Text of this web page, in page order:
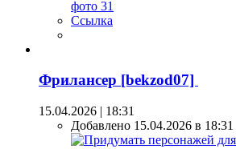
Ссылка
Фрилансер [bekzod07]
15.04.2026 | 18:31
Добавлено 15.04.2026 в 18:31